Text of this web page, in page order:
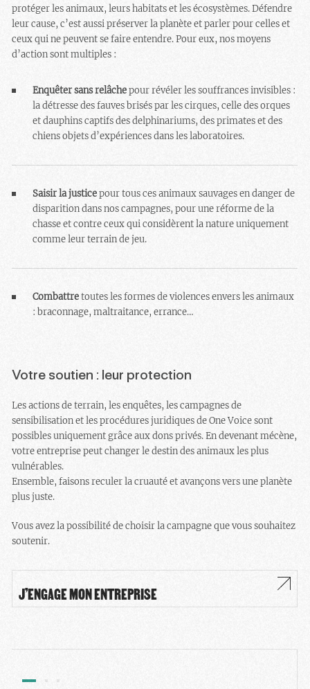
protéger les animaux, leurs habitats et les écosystèmes. Défendre
leur cause, c’est aussi préserver la planète et parler pour celles et
ceux qui ne peuvent se faire entendre. Pour eux, nos moyens
d’action sont multiples :
Enquêter sans relâchepour révéler les souffrances invisibles :
la détresse des fauves brisés par les cirques, celle des orques
et dauphins captifs des delphinariums, des primates et des
chiens objets d’expériences dans les laboratoires.
Saisir la justicepour tous ces animaux sauvages en danger de
disparition dans nos campagnes, pour une réforme de la
chasse et contre ceux qui considèrent la nature uniquement
comme leur terrain de jeu.
Combattretoutes les formes de violences envers les animaux
: braconnage, maltraitance, errance…
Votre soutien : leur protection
Les actions de terrain, les enquêtes, les campagnes de
sensibilisation et les procédures juridiques de One Voice sont
possibles uniquement grâce aux dons privés. En devenant mécène,
votre entreprise peut changer le destin des animaux les plus
vulnérables.
Ensemble, faisons reculer la cruauté et avançons vers une planète
plus juste.
Vous avez la possibilité de choisir la campagne que vous souhaitez
soutenir.
J’ENGAGE MON ENTREPRISE